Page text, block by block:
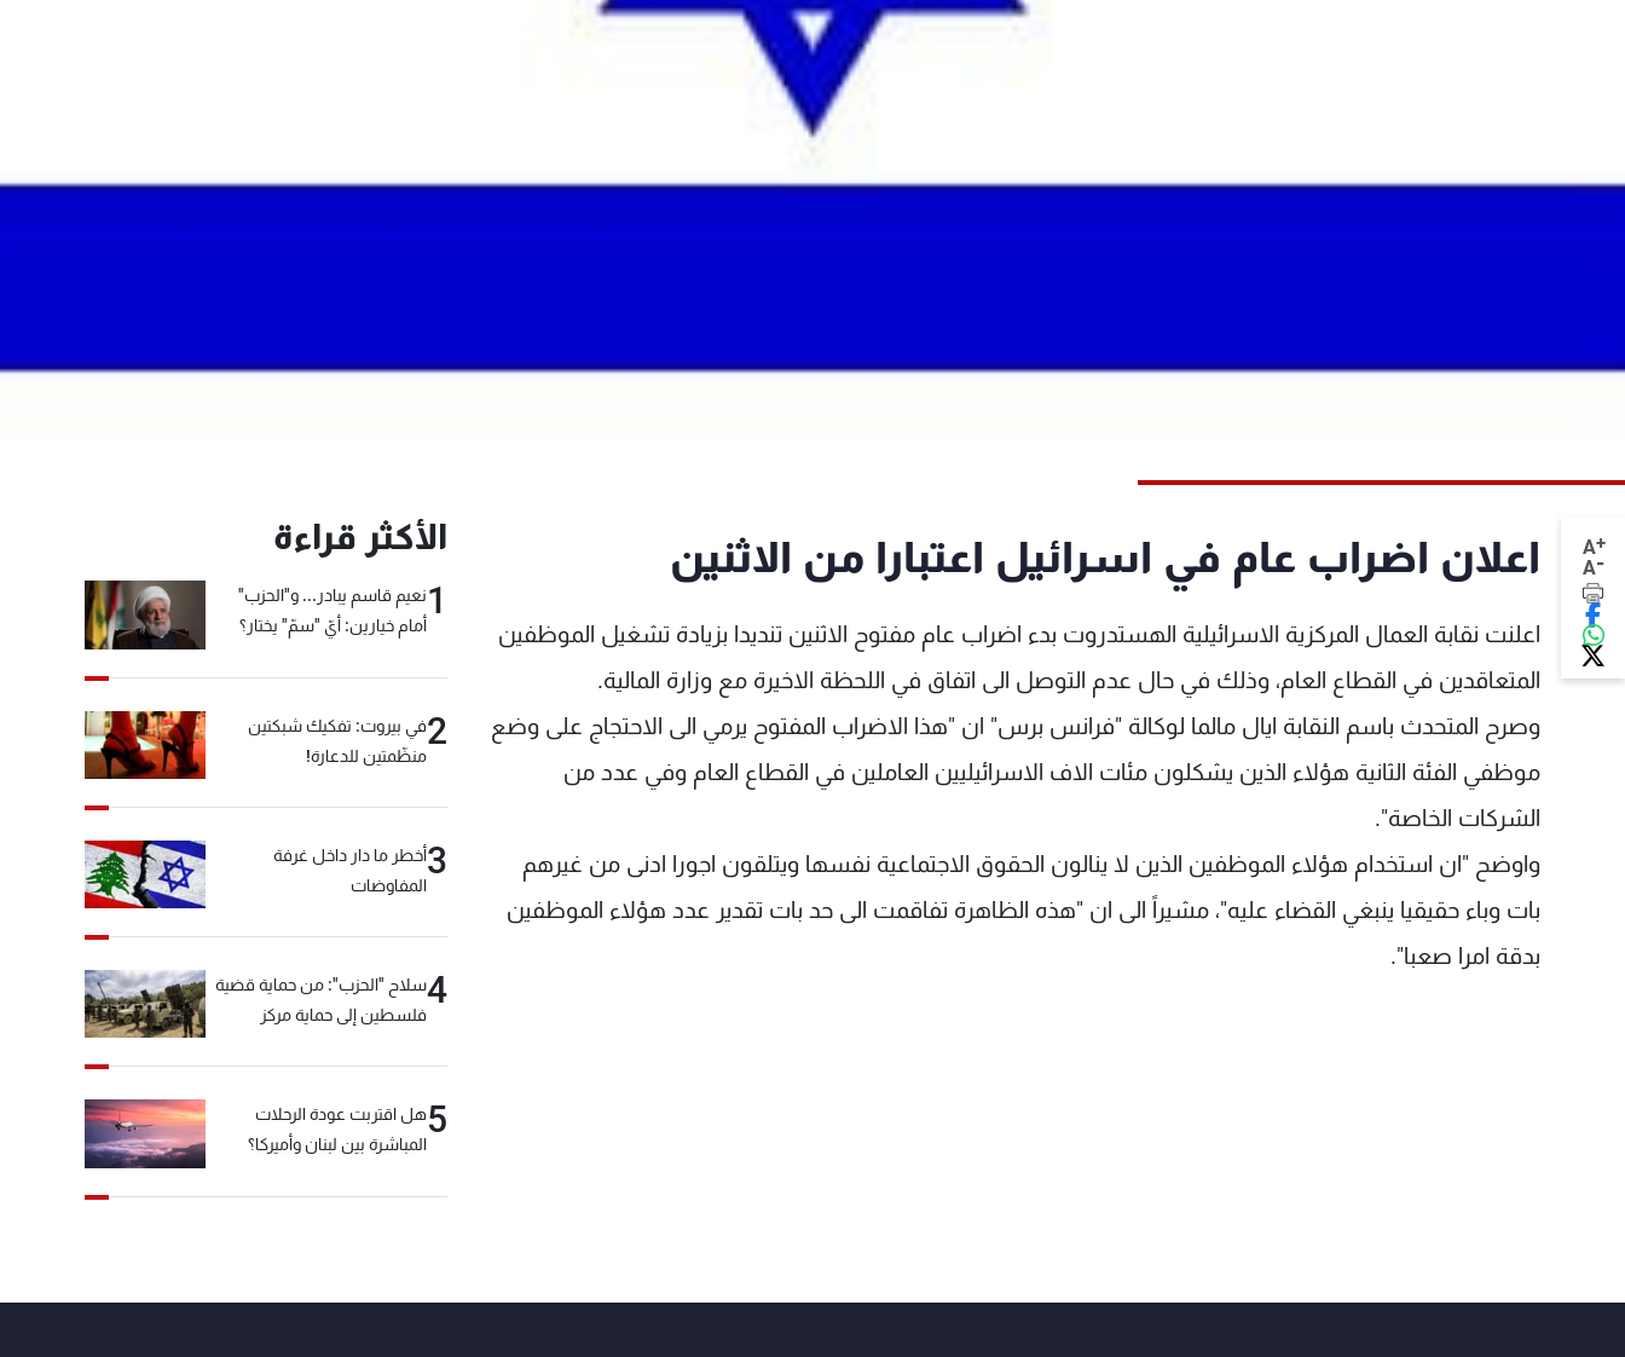
A+
A- اعلان اضراب عام في اسرائيل اعتبارا من الاثنين
اعلنت نقابة العمال المركزية الاسرائيلية الهستدروت بدء اضراب عام مفتوح الاثنين تنديدا بزيادة تشغيل الموظفين
المتعاقدين في القطاع العام، وذلك في حال عدم التوصل الى اتفاق في اللحظة الاخيرة مع وزارة المالية.
وصرح المتحدث باسم النقابة ايال مالما لوكالة "فرانس برس" ان "هذا الاضراب المفتوح يرمي الى الاحتجاج على وضع
موظفي الفئة الثانية هؤلاء الذين يشكلون مئات الاف الاسرائيليين العاملين في القطاع العام وفي عدد من
الشركات الخاصة".
واوضح "ان استخدام هؤلاء الموظفين الذين لا ينالون الحقوق الاجتماعية نفسها ويتلقون اجورا ادنى من غيرهم
بات وباء حقيقيا ينبغي القضاء عليه"، مشيراً الى ان "هذه الظاهرة تفاقمت الى حد بات تقدير عدد هؤلاء الموظفين
بدقة امرا صعبا".
الأكثر قراءة
1نعيم قاسم يبادر... و"الحزب"
أمام خيارين: أيّ "سمّ" يختار؟
2في بيروت: تفكيك شبكتين
منظّمتين للدعارة!
3أخطر ما دار داخل غرفة
المفاوضات
4سلاح "الحزب": من حماية قضية
فلسطين إلى حماية مركز
5هل اقتربت عودة الرحلات
المباشرة بين لبنان وأميركا؟